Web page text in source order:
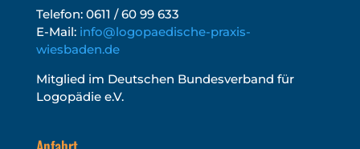
Telefon: 0611 / 60 99 633
E-Mail: info@logopaedische-praxis-
wiesbaden.de
Mitglied im Deutschen Bundesverband für
Logopädie e.V.